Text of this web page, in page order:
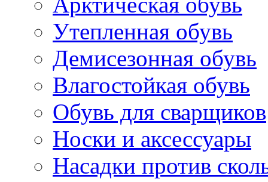
Утепленная обувь
Демисезонная обувь
Влагостойкая обувь
Обувь для сварщиков
Носки и аксессуары
Насадки против